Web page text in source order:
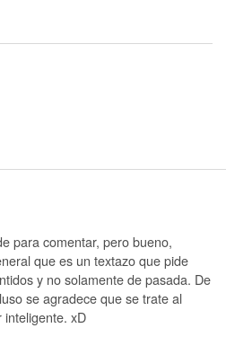
para comentar, pero bueno,
que es un textazo que pide
y no solamente de pasada. De
se agradece que se trate al
inteligente. xD